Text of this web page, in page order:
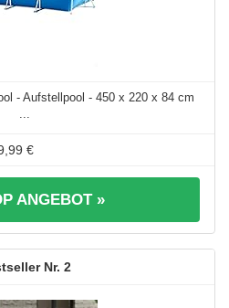
- Aufstellpool - 450 x 220 x 84 cm
€
ANGEBOT »
2